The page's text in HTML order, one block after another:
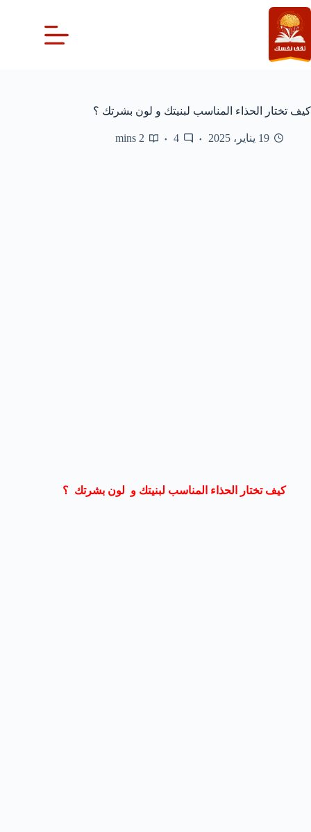
التجاوز
إلى
المحتوى
كيف تختار الحذاء المناسب لبنيتك و لون بشرتك ؟
19 يناير، 2025 4
2 mins
كيف تختار الحذاء المناسب لبنيتك و لون بشرتك ؟